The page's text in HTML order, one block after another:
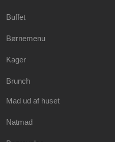
Buffet
Børnemenu
Kager
Brunch
Mad ud af huset
Natmad